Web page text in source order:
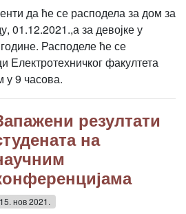
да ће се расподела за дом за
01.12.2021.,а за девојке у
Расподеле ће се
Електротехничког факултета
у 9 часова.
резултати
на
15. нов 2021.